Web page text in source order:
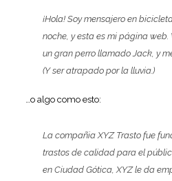
¡Hola! Soy mensajero en
noche, y esta es mi página web.
un gran perro llamado Jack, y
(Y ser atrapado por la lluvia.)
…o algo como esto:
La compañia XYZ Trasto fue
trastos de calidad para el
en Ciudad Gótica, XYZ le da